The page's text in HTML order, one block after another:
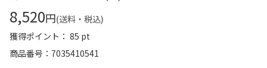
8,520円(送料・税込)
獲得ポイント： 85 pt
商品番号
7035410541